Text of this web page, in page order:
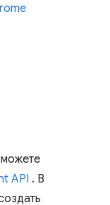
API . В